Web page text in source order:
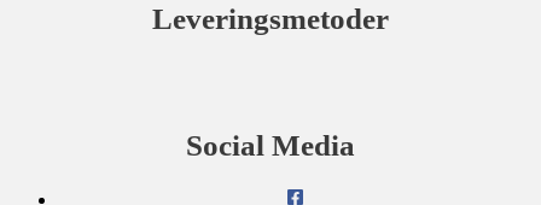
Leveringsmetoder
Social Media